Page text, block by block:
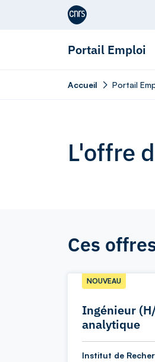
Aller au contenu
Portail Emploi
Accueil Portail
L'offre
Ces
Ingénieur
analytique
NOUVEAU
Institut de